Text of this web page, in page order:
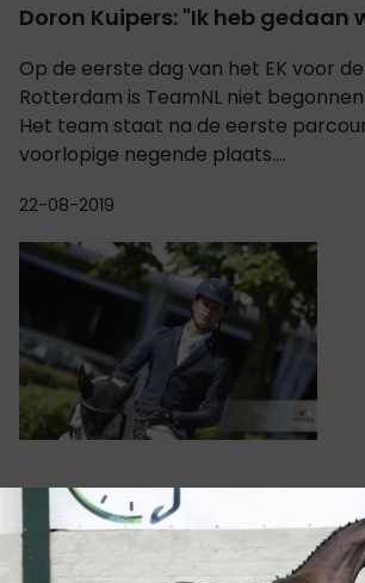
Doron Kuipers: "Ik heb gedaan
Op de eerste dag van het EK voor
Rotterdam is TeamNL niet
Het team staat na de eerste
voorlopige negende plaats....
22-08-2019
HIPPISCH RECHT